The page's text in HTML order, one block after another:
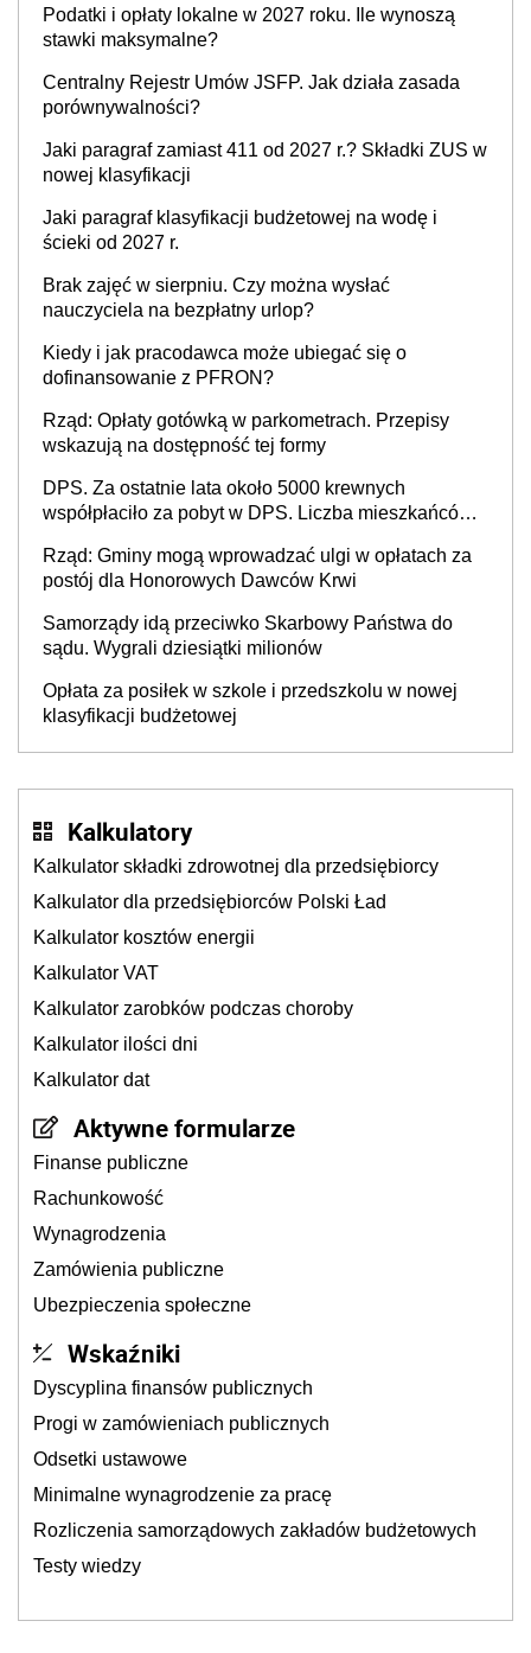
Podatki i opłaty lokalne w 2027 roku. Ile wynoszą
stawki maksymalne?
Centralny Rejestr Umów JSFP. Jak działa zasada
porównywalności?
Jaki paragraf zamiast 411 od 2027 r.? Składki ZUS w
nowej klasyfikacji
Jaki paragraf klasyfikacji budżetowej na wodę i
ścieki od 2027 r.
Brak zajęć w sierpniu. Czy można wysłać
nauczyciela na bezpłatny urlop?
Kiedy i jak pracodawca może ubiegać się o
dofinansowanie z PFRON?
Rząd: Opłaty gotówką w parkometrach. Przepisy
wskazują na dostępność tej formy
DPS. Za ostatnie lata około 5000 krewnych
współpłaciło za pobyt w DPS. Liczba mieszkańców
Rząd: Gminy mogą wprowadzać ulgi w opłatach za
postój dla Honorowych Dawców Krwi
Samorządy idą przeciwko Skarbowy Państwa do
sądu. Wygrali dziesiątki milionów
Opłata za posiłek w szkole i przedszkolu w nowej
klasyfikacji budżetowej
Kalkulatory
Kalkulator składki zdrowotnej dla przedsiębiorcy
Kalkulator dla przedsiębiorców Polski Ład
Kalkulator kosztów energii
Kalkulator VAT
Kalkulator zarobków podczas choroby
Kalkulator ilości dni
Kalkulator dat
Aktywne formularze
Finanse publiczne
Rachunkowość
Wynagrodzenia
Zamówienia publiczne
Ubezpieczenia społeczne
Wskaźniki
Dyscyplina finansów publicznych
Progi w zamówieniach publicznych
Odsetki ustawowe
Minimalne wynagrodzenie za pracę
Rozliczenia samorządowych zakładów budżetowych
Testy wiedzy